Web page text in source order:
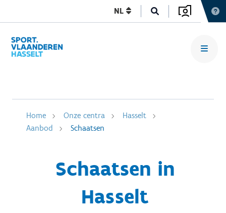
NL
Home Onze centra
Hasselt
Aanbod
Schaatsen
Schaatsen in
Hasselt